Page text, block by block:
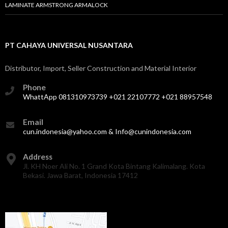
LAMINATE ARMSTRONG ARMALOCK
PT CAHAYA UNIVERSAL NUSANTARA
Distributor, Import, Seller Construction and Material Interior
Phone
WhattApp 081310973739 +021 22107772 +021 88957548
Email
cun.indonesia@yahoo.com & Info@cunindonesia.com
Address
Jl. KH Noer Ali No. 1 Grand Kota Bintang Kalimalang. Kota
Bekasi. Jawa Barat, Indonesia 17412